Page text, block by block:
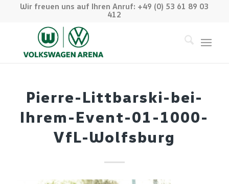
Wir freuen uns auf Ihren Anruf: +49 (0) 53 61 89 03
412
Pierre-Littbarski-bei-
Ihrem-Event-01-1000-
VfL-Wolfsburg